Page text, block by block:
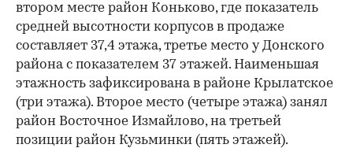
втором месте район Коньково, где показатель
средней высотности корпусов в продаже
составляет 37,4 этажа, третье место у Донского
района с показателем 37 этажей. Наименьшая
этажность зафиксирована в районе Крылатское
(три этажа). Второе место (четыре этажа) занял
район Восточное Измайлово, на третьей
позиции район Кузьминки (пять этажей).